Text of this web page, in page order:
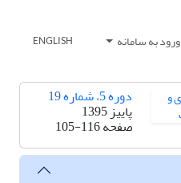
ورود به سامانه ENGLISH
دوره 5، شماره 19
پاییز 1395
صفحه105-116